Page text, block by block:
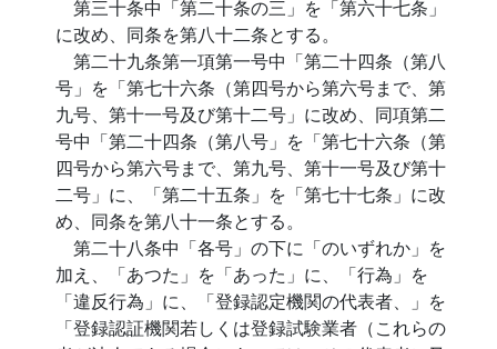
第三十条中「第二十条の三」を「第六十七条」
に改め、同条を第八十二条とする。
第二十九条第一項第一号中「第二十四条（第八
号」を「第七十六条（第四号から第六号まで、第
九号、第十一号及び第十二号」に改め、同項第二
号中「第二十四条（第八号」を「第七十六条（第
四号から第六号まで、第九号、第十一号及び第十
二号」に、「第二十五条」を「第七十七条」に改
め、同条を第八十一条とする。
第二十八条中「各号」の下に「のいずれか」を
加え、「あつた」を「あった」に、「行為」を
「違反行為」に、「登録認定機関の代表者、」を
「登録認証機関若しくは登録試験業者（これらの